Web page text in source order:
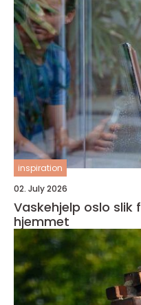
inspiration
02. July 2026
Vaskehjelp oslo slik finner du riktig hjelp til
hjemmet